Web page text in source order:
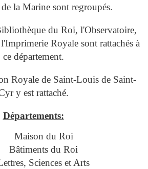
la Marine sont regroupés.
du Roi, l'Observatoire,
Royale sont rattachés à
ce département.
Royale de Saint-Louis de Saint-
y est rattaché.
Départements:
Maison du Roi
Bâtiments du Roi
Sciences et Arts